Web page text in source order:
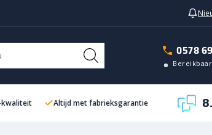
0578
kwaliteit Altijd met fabrieksgarantie